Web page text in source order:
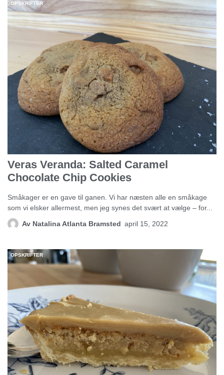
OPSKRIFTER
Veras Veranda: Salted Caramel
Chocolate Chip Cookies
Småkager er en gave til ganen. Vi har næsten alle en småkage
som vi elsker allermest, men jeg synes det svært at vælge – for...
Av Natalina Atlanta Bramsted april 15, 2022
OPSKRIFTER